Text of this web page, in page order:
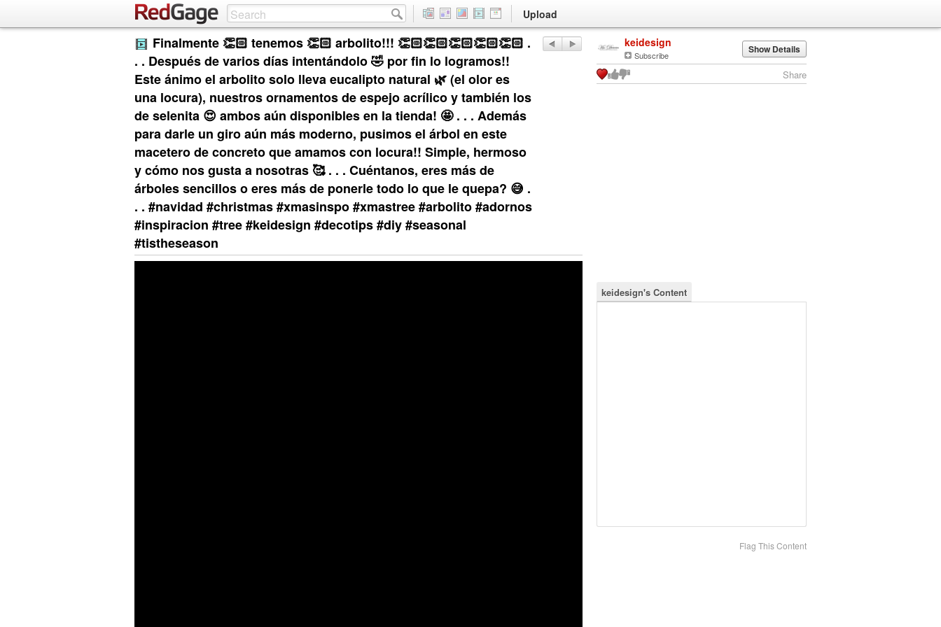
Upload
Finalmente 👏🏻 tenemos 👏🏻 arbolito!!! 👏🏻👏🏻👏🏻👏🏻👏🏻 .
. . Después de varios días intentándolo 🤣 por fin lo logramos!!
Este ánimo el arbolito solo lleva eucalipto natural 🌿 (el olor es
una locura), nuestros ornamentos de espejo acrílico y también los
de selenita 😍 ambos aún disponibles en la tienda! 🤩 . . . Además
para darle un giro aún más moderno, pusimos el árbol en este
macetero de concreto que amamos con locura!! Simple, hermoso
y cómo nos gusta a nosotras 🥰 . . . Cuéntanos, eres más de
árboles sencillos o eres más de ponerle todo lo que le quepa? 😅 .
. . #navidad #christmas #xmasinspo #xmastree #arbolito #adornos
#inspiracion #tree #keidesign #decotips #diy #seasonal
#tistheseason
keidesign
Subscribe Show Details
Share
keidesign's Content
Flag This Content